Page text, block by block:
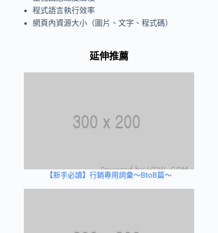
程式語言執行效率
網頁內資源大小（圖片、文字、程式碼）
延伸推薦
【新手必讀】行銷專用詞彙～BtoB篇～